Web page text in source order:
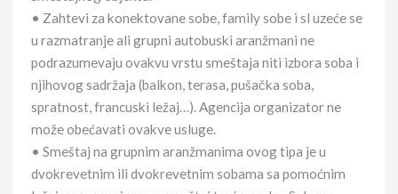
• Zahtevi za konektovane sobe, family sobe i sl uzeće se
u razmatranje ali grupni autobuski aranžmani ne
podrazumevaju ovakvu vrstu smeštaja niti izbora soba i
njihovog sadržaja (balkon, terasa, pušačka soba,
spratnost, francuski ležaj…). Agencija organizator ne
može obećavati ovakve usluge.
• Smeštaj na grupnim aranžmanima ovog tipa je u
dvokrevetnim ili dvokrevetnim sobama sa pomoćnim